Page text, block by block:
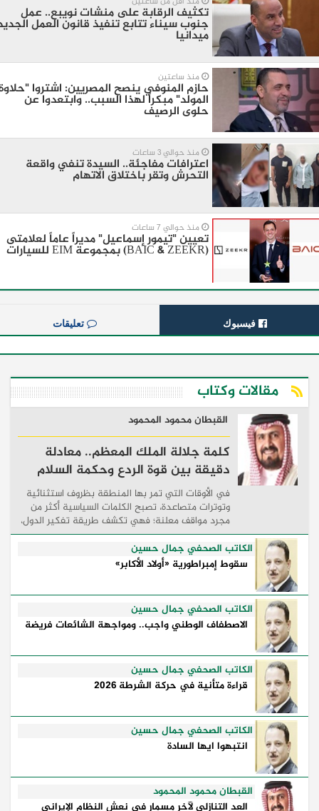
تكثيف الرقابة على منشات نويبع.. عمل
جنوب سيناء تتابع تنفيذ قانون العمل
ميدانيا
منذ ساعتين
​حازم المنوفي ينصح المصريين: اشتروا
المولد" مبكراً لهذا السبب.. وابتعدوا عن
حلوى الرصيف
منذ حوالي 3 ساعات
اعترافات مفاجئة.. السيدة تنفي واقعة
التحرش وتقر باختلاق الاتهام
منذ حوالي 7 ساعات
تعيين "تيمور إسماعيل" مديراً عاماً لعلامتى
(BAIC & ZEEKR) بمجموعة EIM للسيارات
فيسبوك تعليقات
مقالات وكتاب
القبطان محمود المحمود
كلمة جلالة الملك المعظم.. معادلة
دقيقة بين قوة الردع وحكمة السلام
في الأوقات التي تمر بها المنطقة بظروف استثنائية
وتوترات متصاعدة، تصبح الكلمات السياسية أكثر من
مجرد مواقف معلنة؛ فهي تكشف طريقة تفكير الدول،
وكيفية إدارتها للأزمات، والحدود التي تفصل بين القوة
...
الكاتب الصحفي جمال حسين
سقوط إمبراطورية «أولاد الأكابر»
الكاتب الصحفي جمال حسين
الاصطفاف الوطني واجب.. ومواجهة الشائعات فريضة
الكاتب الصحفي جمال حسين
قراءة متأنية في حركة الشرطة 2026
الكاتب الصحفي جمال حسين
انتبهوا ايها السادة
القبطان محمود المحمود
العد التنازلي لآخر مسمار في نعش النظام الإيراني